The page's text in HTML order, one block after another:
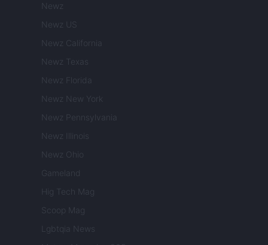
Newz
Newz US
Newz California
Newz Texas
Newz Florida
Newz New York
Newz Pennsylvania
Newz Illinois
Newz Ohio
Gameland
Hig Tech Mag
Scoop Mag
Lgbtqia News